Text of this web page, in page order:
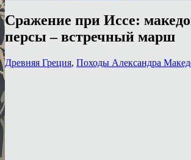
Сражение при Иссе:
персы – встречный марш
Древняя Греция, Походы Александра